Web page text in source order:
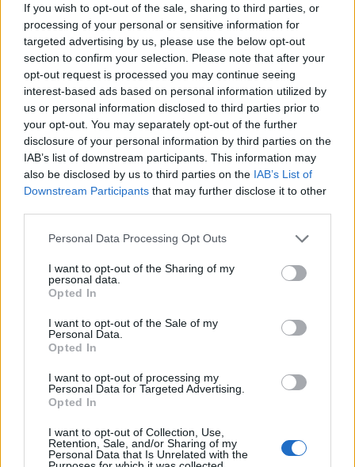
If you wish to opt-out of the sale, sharing to third parties, or
processing of your personal or sensitive information for
targeted advertising by us, please use the below opt-out
section to confirm your selection. Please note that after your
opt-out request is processed you may continue seeing
interest-based ads based on personal information utilized by
us or personal information disclosed to third parties prior to
your opt-out. You may separately opt-out of the further
disclosure of your personal information by third parties on the
IAB’s list of downstream participants. This information may
also be disclosed by us to third parties on the IAB’s List of
Downstream Participants that may further disclose it to other
Personal Data Processing Opt Outs
I want to opt-out of the Sharing of my
personal data.
Opted In
I want to opt-out of the Sale of my
Personal Data.
Opted In
I want to opt-out of processing my
Personal Data for Targeted Advertising.
Opted In
I want to opt-out of Collection, Use,
Retention, Sale, and/or Sharing of my
Personal Data that Is Unrelated with the